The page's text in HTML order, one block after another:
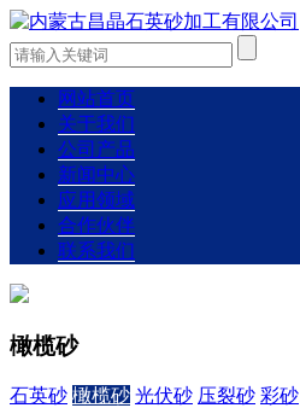
网站首页
关于我们
公司产品
新闻中心
应用领域
合作伙伴
联系我们
橄榄砂
石英砂 橄榄砂 光伏砂 压裂砂 彩砂